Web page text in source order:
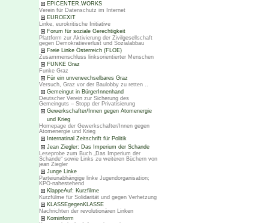
EPICENTER.WORKS
Verein für Datenschutz im Internet
EUROEXIT
Linke, eurokritische Initiative
Forum für soziale Gerechtigkeit
Plattform zur Aktivierung der Zivilgesellschaft
gegen Demokratieverlust und Sozialabbau
Freie Linke Österreich (FLOE)
Zusammenschluss linksorientierter Menschen
FUNKE Graz
Funke Graz
Für ein unverwechselbares Graz
Versuch, Graz vor der Baulobby zu retten ..
Gemeingut in BürgerInnenhand
Deutscher Verein zur Sicherung des
Gemeinguts – Stopp der Privatisierung
Gewerkschafter/Innen gegen Atomenergie
und Krieg
Homepage der Gewerkschafter/Innen gegen
Atomenergie und Krieg
Internatinal Zeitschrift für Politik
Jean Ziegler: Das Imperium der Schande
Leseprobe zum Buch „Das Imperium der
Schande“ sowie Links zu weiteren Büchern von
jean Ziegler
Junge Linke
Parteiunabhängige linke Jugendorganisation;
KPÖ-nahestehend
KlappeAuf: Kurzfilme
Kurzfülme für Solidarität und gegen Verhetzung
KLASSEgegenKLASSE
Nachrichten der revolutionären Linken
Kominform